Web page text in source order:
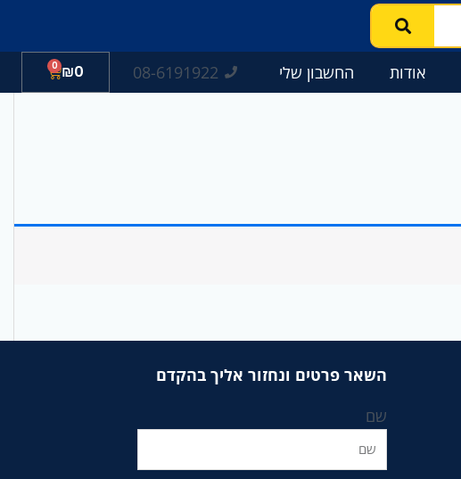
08-6191922
₪0
0
עגלת
קניות
אודות החשבון שלי
השאר פרטים ונחזור אליך בהקדם
שם